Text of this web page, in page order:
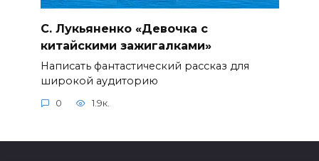
С. Лукьяненко «Девочка с
китайскими зажигалками»
Написать фантастический рассказ для
широкой аудиторию
0 1.9к.